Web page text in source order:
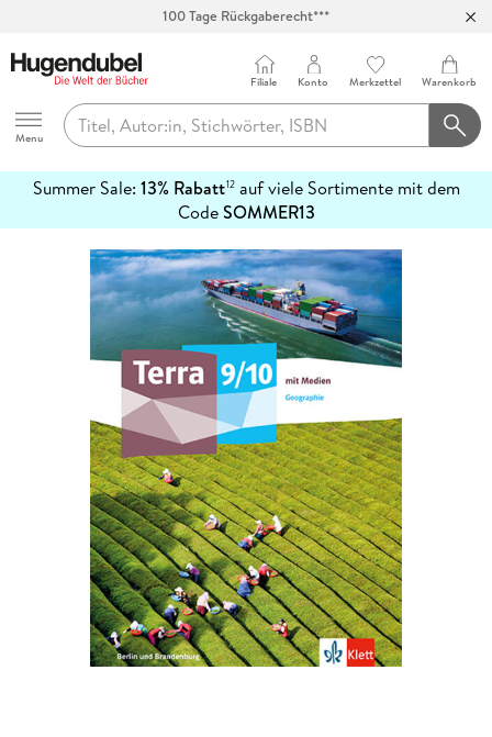
100 Tage Rückgaberecht***
Hugendubel
Menu
Filiale Konto Merkzettel Warenkorb
Summer Sale: 13% Rabatt12auf viele Sortimente mit dem
CodeSOMMER13
erfahren